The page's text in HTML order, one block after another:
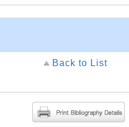
Back to List